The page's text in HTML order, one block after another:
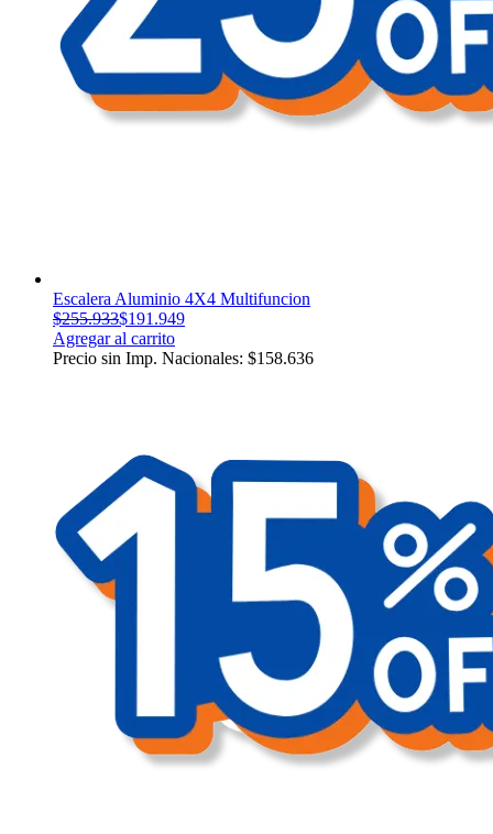
Escalera Aluminio 4X4 Multifuncion
$255.933$191.949
Agregar al carrito
Precio sin Imp. Nacionales: $158.636